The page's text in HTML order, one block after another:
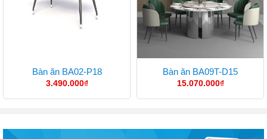
Bàn ăn BA02-P18
3.490.000₫
Bàn ăn BA09T-D15
15.070.000₫